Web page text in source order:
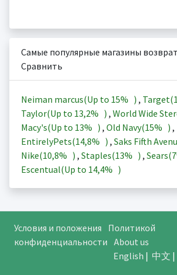
Самые популярные магазины
Сравнить
Neiman marcus(Up to 15% ) , Target(
Taylor(Up to 13,2% ) , World Wide
Macy's(Up to 13% ) , Old Navy(15% ) ,
EntirelyPets(14,8% ) , Saks Fifth
Nike(10,8% ) , Staples(13% ) , Sears(
Escentual(Up to 14,4% )
Условия и положения
Политикой
конфиденциальности About us
English | 中文 |